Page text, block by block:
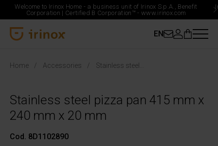
Welcome to Irinox Home - a business unit of Irinox S.p.A., Benefit
Corporation | Certified B Corporation™ - www.irinox.com
EN
Home Accessories
Stainless steel pizza pan 415 mm x
240 mm x 20 mm
Cod. 8D1102890